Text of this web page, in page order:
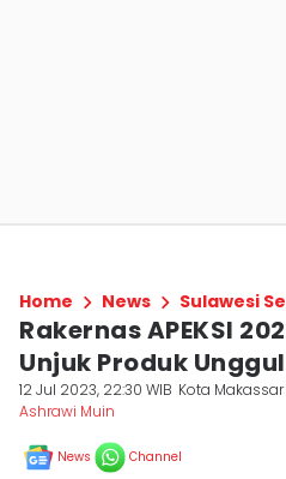
Home News Sulawesi
Rakernas APEKSI
Unjuk Produk
12 Jul 2023, 22:30 WIB Kota Makassar
Ashrawi Muin
News Channel